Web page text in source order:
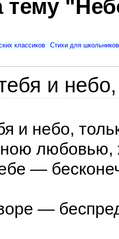
тему
классиков
Стихи для школьников
и небо,
и небо,
—
—